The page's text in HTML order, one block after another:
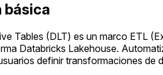
básica
Tables (DLT) es un marco ETL
Databricks Lakehouse.
definir transformaciones